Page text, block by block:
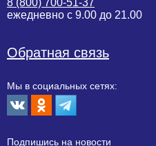
8 (800) 700-51-37
ежедневно с 9.00 до 21.00
Обратная связь
Мы в социальных сетях:
Подпишиcь на новости